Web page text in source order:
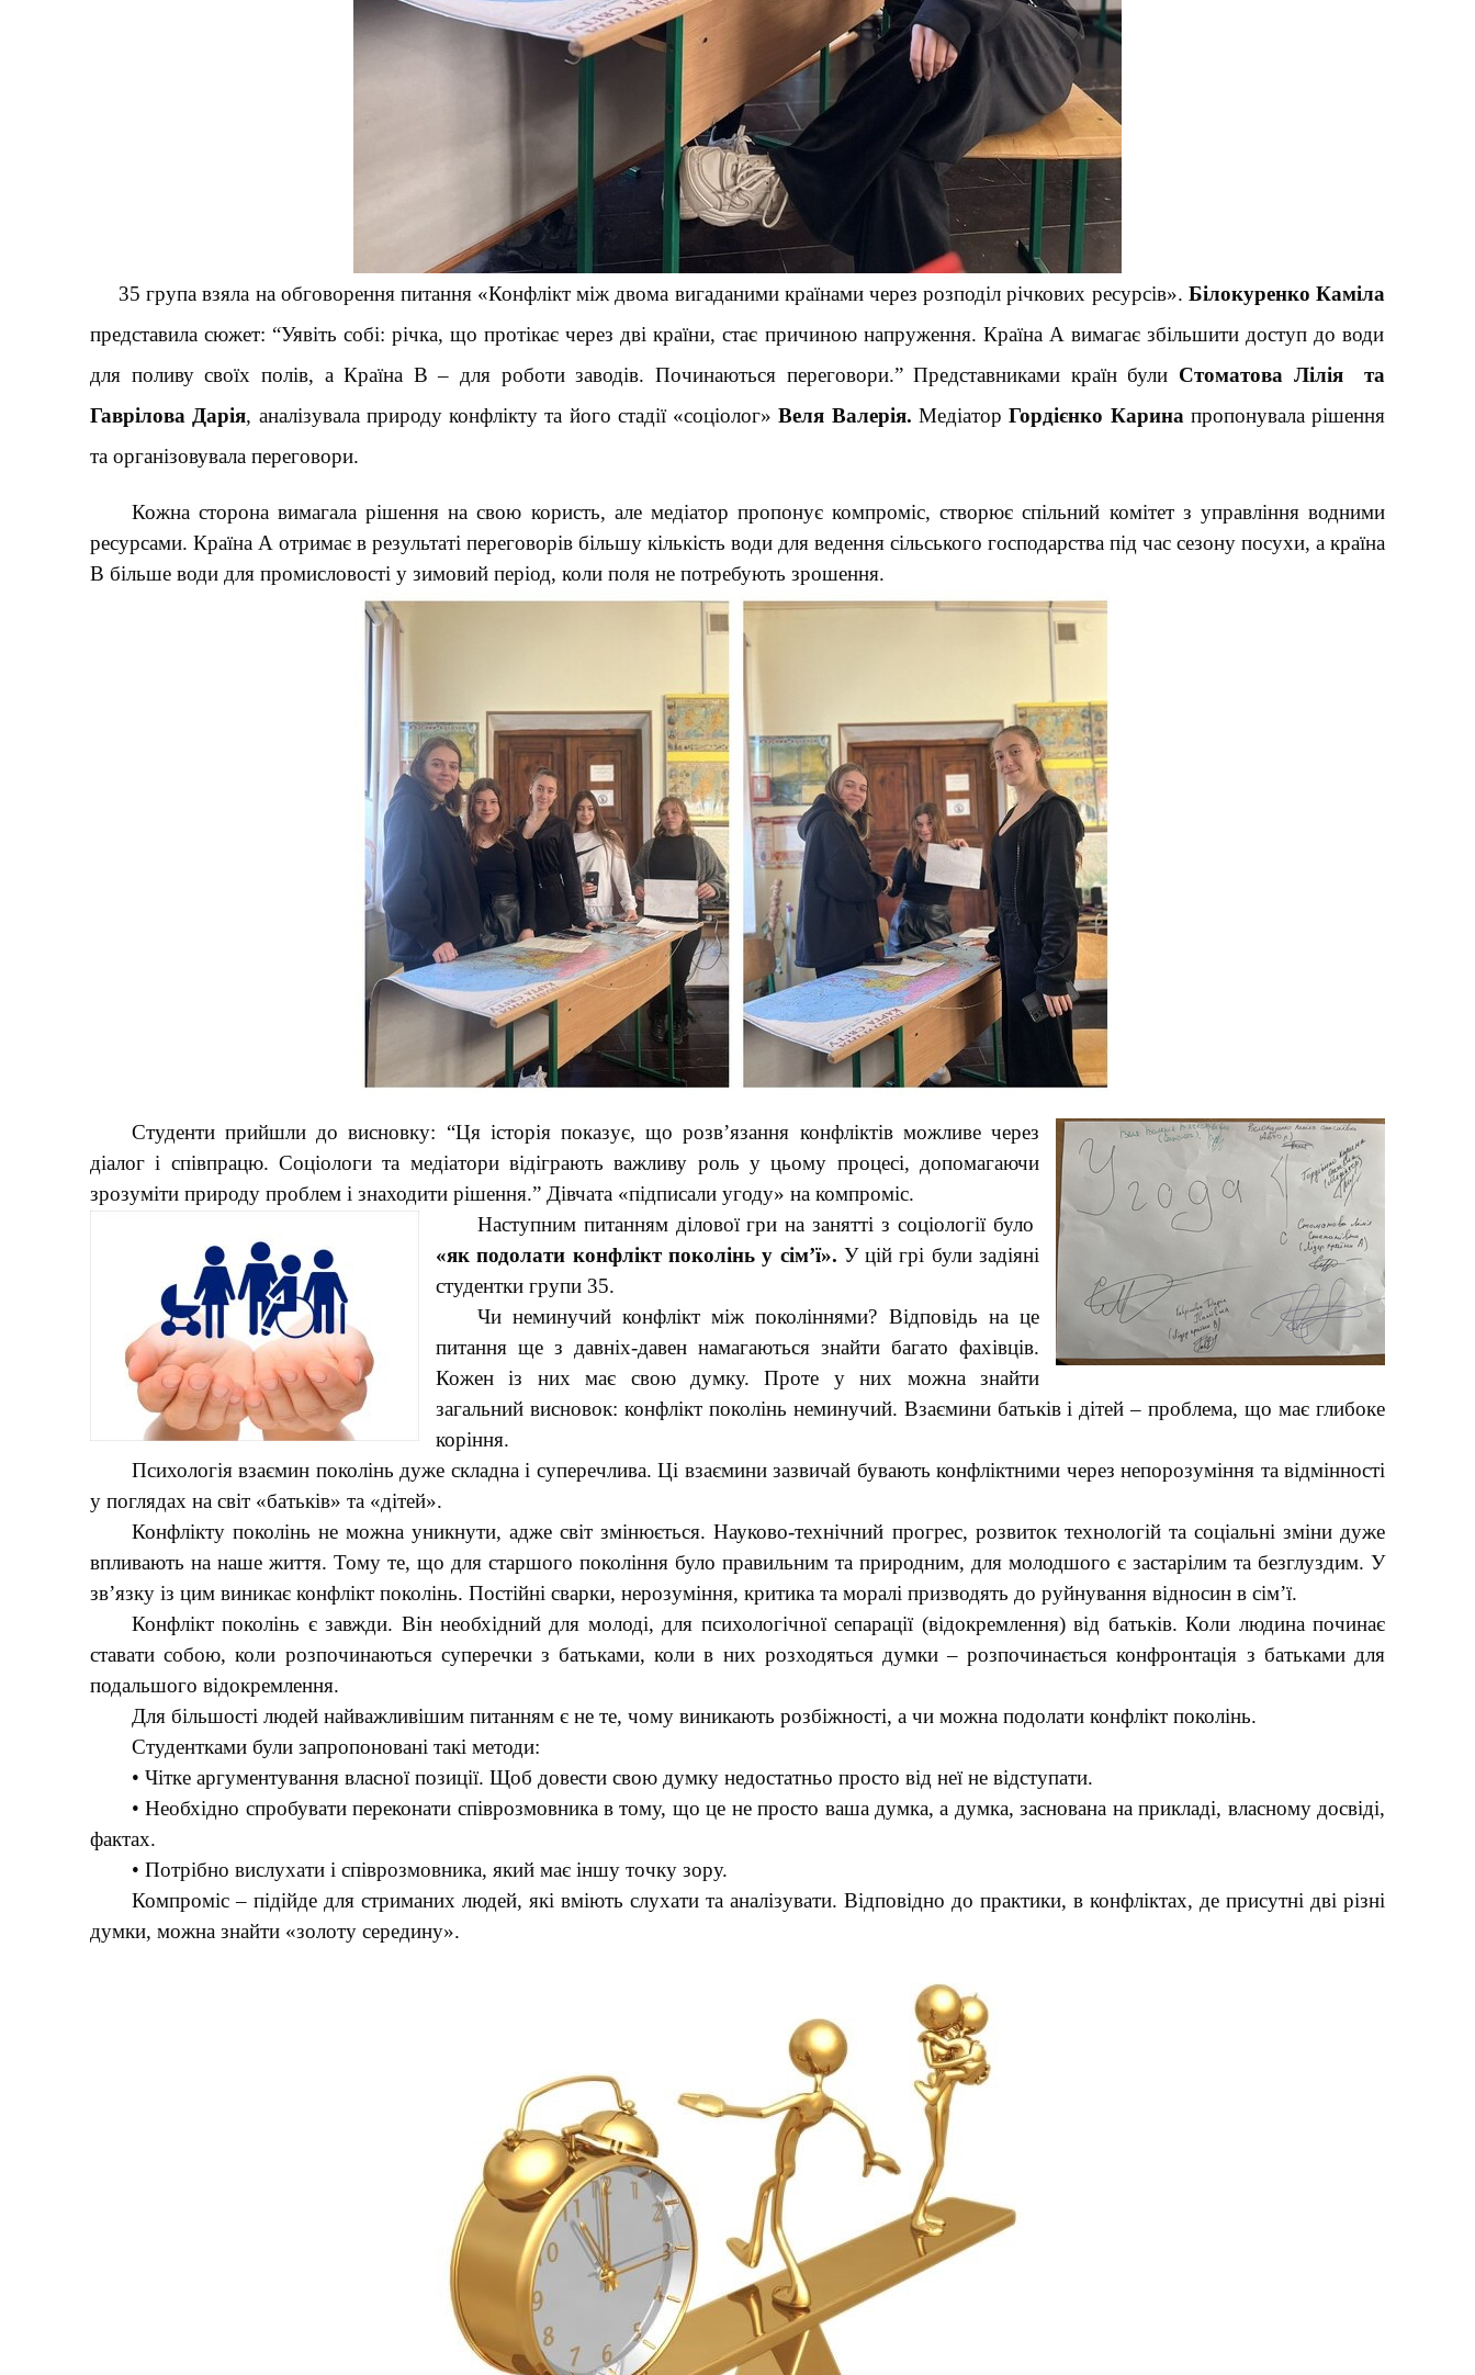
35 група взяла на обговорення питання «Конфлікт між двома вигаданими країнами через розподіл річкових ресурсів». Білокуренко Каміла
представила сюжет: “Уявіть собі: річка, що протікає через дві країни, стає причиною напруження. Країна А вимагає збільшити доступ до води
для поливу своїх полів, а Країна B – для роботи заводів. Починаються переговори.” Представниками країн були Стоматова Лілія та
Гаврілова Дарія, аналізувала природу конфлікту та його стадії «соціолог»Веля Валерія. МедіаторГордієнко Карина пропонувала рішення
та організовувала переговори.
Кожна сторона вимагала рішення на свою користь, але медіатор пропонує компроміс, створює спільний комітет з управління водними
ресурсами. Країна А отримає в результаті переговорів більшу кількість води для ведення сільського господарства під час сезону посухи, а країна
В більше води для промисловості у зимовий період, коли поля не потребують зрошення.
Студенти прийшли до висновку: “Ця історія показує, що розв’язання конфліктів можливе через
діалог і співпрацю. Соціологи та медіатори відіграють важливу роль у цьому процесі, допомагаючи
зрозуміти природу проблем і знаходити рішення.” Дівчата «підписали угоду» на компроміс.
Наступним питанням ділової гри на занятті з соціології було
«як подолати конфлікт поколінь у сім’ї». У цій грі були задіяні
студентки групи 35.
Чи неминучий конфлікт між поколіннями? Відповідь на це
питання ще з давніх-давен намагаються знайти багато фахівців.
Кожен із них має свою думку. Проте у них можна знайти
загальний висновок: конфлікт поколінь неминучий. Взаємини батьків і дітей – проблема, що має глибоке
коріння.
Психологія взаємин поколінь дуже складна і суперечлива. Ці взаємини зазвичай бувають конфліктними через непорозуміння та відмінності
у поглядах на світ «батьків» та «дітей».
Конфлікту поколінь не можна уникнути, адже світ змінюється. Науково-технічний прогрес, розвиток технологій та соціальні зміни дуже
впливають на наше життя. Тому те, що для старшого покоління було правильним та природним, для молодшого є застарілим та безглуздим. У
зв’язку із цим виникає конфлікт поколінь. Постійні сварки, нерозуміння, критика та моралі призводять до руйнування відносин в сім’ї.
Конфлікт поколінь є завжди. Він необхідний для молоді, для психологічної сепарації (відокремлення) від батьків. Коли людина починає
ставати собою, коли розпочинаються суперечки з батьками, коли в них розходяться думки – розпочинається конфронтація з батьками для
подальшого відокремлення.
Для більшості людей найважливішим питанням є не те, чому виникають розбіжності, а чи можна подолати конфлікт поколінь.
Студентками були запропоновані такі методи:
• Чітке аргументування власної позиції. Щоб довести свою думку недостатньо просто від неї не відступати.
• Необхідно спробувати переконати співрозмовника в тому, що це не просто ваша думка, а думка, заснована на прикладі, власному досвіді,
фактах.
• Потрібно вислухати і співрозмовника, який має іншу точку зору.
Компроміс – підійде для стриманих людей, які вміють слухати та аналізувати. Відповідно до практики, в конфліктах, де присутні дві різні
думки, можна знайти «золоту середину».